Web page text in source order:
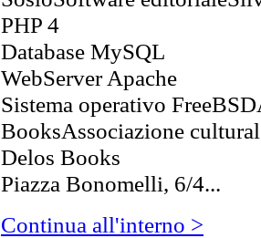
PHP 4
Database MySQL
WebServer Apache
Sistema operativo
BooksAssociazione
Delos Books
Piazza Bonomelli, 6/4...
Continua all'interno >